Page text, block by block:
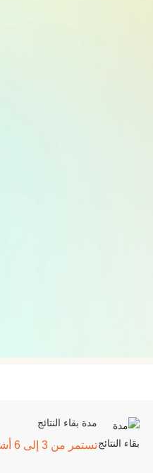
مدة بقاء النتائج
تستمر من 3 إلى 6 أشهر